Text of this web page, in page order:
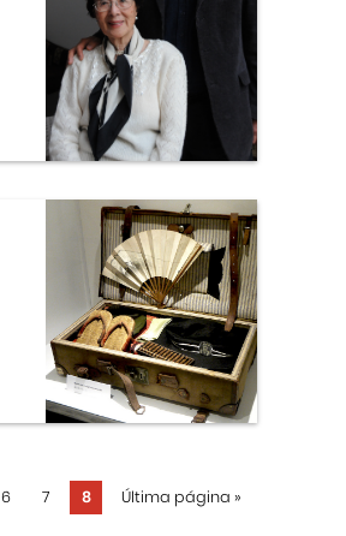
6 7 8 Última página »